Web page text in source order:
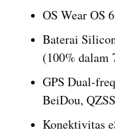
OS Wear OS
Baterai
(100% dalam
GPS Dual-
BeiDou,
Konektivitas